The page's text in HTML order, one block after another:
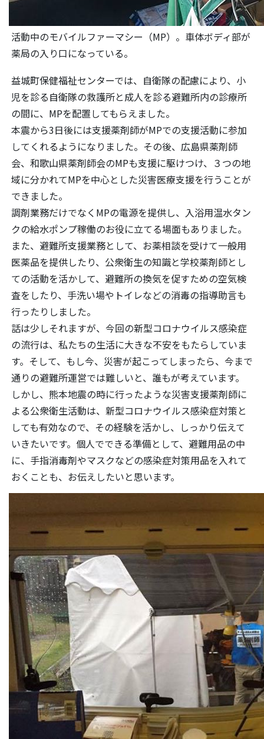
活動中のモバイルファーマシー（MP）。車体ボディ部が
薬局の入り口になっている。
益城町保健福祉センターでは、自衛隊の配慮により、小
児を診る自衛隊の救護所と成人を診る避難所内の診療所
の間に、MPを配置してもらえました。
本震から3日後には支援薬剤師がMPでの支援活動に参加
してくれるようになりました。その後、広島県薬剤師
会、和歌山県薬剤師会のMPも支援に駆けつけ、３つの地
域に分かれてMPを中心とした災害医療支援を行うことが
できました。
調剤業務だけでなくMPの電源を提供し、入浴用温水タン
クの給水ポンプ稼働のお役に立てる場面もありました。
また、避難所支援業務として、お薬相談を受けて一般用
医薬品を提供したり、公衆衛生の知識と学校薬剤師とし
ての活動を活かして、避難所の換気を促すための空気検
査をしたり、手洗い場やトイレなどの消毒の指導助言も
行ったりしました。
話は少しそれますが、今回の新型コロナウイルス感染症
の流行は、私たちの生活に大きな不安をもたらしていま
す。そして、もし今、災害が起こってしまったら、今まで
通りの避難所運営では難しいと、誰もが考えています。
しかし、熊本地震の時に行ったような災害支援薬剤師に
よる公衆衛生活動は、新型コロナウイルス感染症対策と
しても有効なので、その経験を活かし、しっかり伝えて
いきたいです。個人でできる準備として、避難用品の中
に、手指消毒剤やマスクなどの感染症対策用品を入れて
おくことも、お伝えしたいと思います。